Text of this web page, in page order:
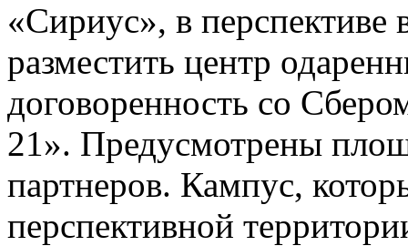
«Сириус», в перспективе
разместить центр
договоренность со
21». Предусмотрены
партнеров. Кампус,
перспективной